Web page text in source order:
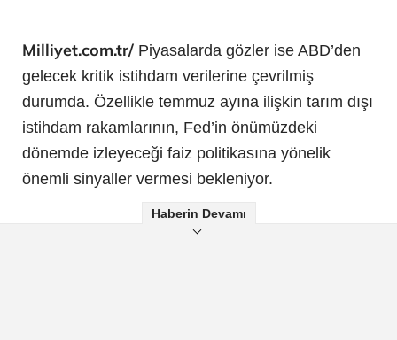
Milliyet.com.tr/ Piyasalarda gözler ise ABD’den
gelecek kritik istihdam verilerine çevrilmiş
durumda. Özellikle temmuz ayına ilişkin tarım dışı
istihdam rakamlarının, Fed’in önümüzdeki
dönemde izleyeceği faiz politikasına yönelik
önemli sinyaller vermesi bekleniyor.
Haberin Devamı